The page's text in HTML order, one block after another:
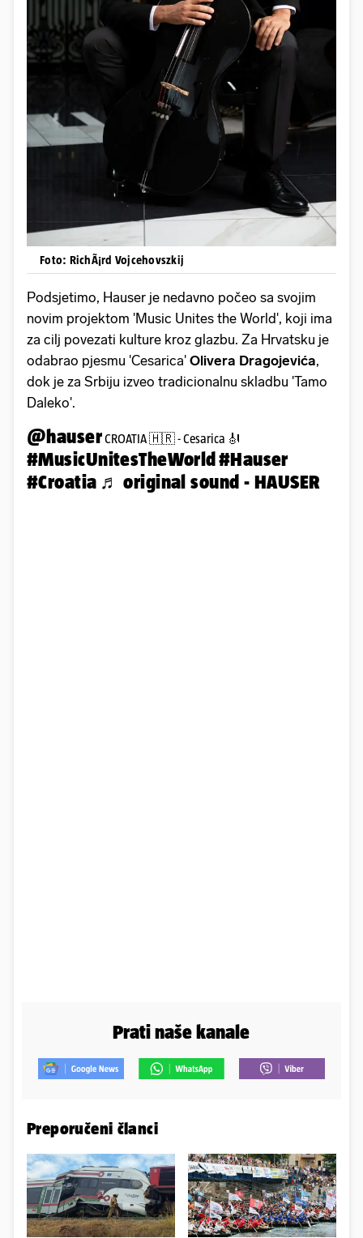
Foto: RichÃ¡rd Vojcehovszkij
Podsjetimo, Hauser je nedavno počeo sa svojim
novim projektom 'Music Unites the World', koji ima
za cilj povezati kulture kroz glazbu. Za Hrvatsku je
odabrao pjesmu 'Cesarica' Olivera Dragojevića,
dok je za Srbiju izveo tradicionalnu skladbu 'Tamo
Daleko'.
@hauserCROATIA 🇭🇷 - Cesarica 🎻
#MusicUnitesTheWorld#Hauser
#Croatia ♬ original sound - HAUSER
Prati naše kanale
Preporučeni članci